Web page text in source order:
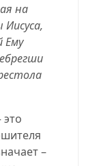
на
,
Ему
это
–